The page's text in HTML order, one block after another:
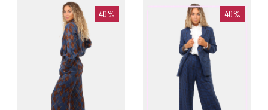
40% 40%